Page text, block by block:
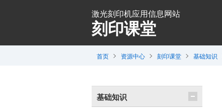
激光刻印机应用信息网站
刻印课堂
首页 资源中心 刻印课堂 基础知识
基础知识